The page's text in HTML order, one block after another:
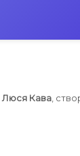
Люся Кава,